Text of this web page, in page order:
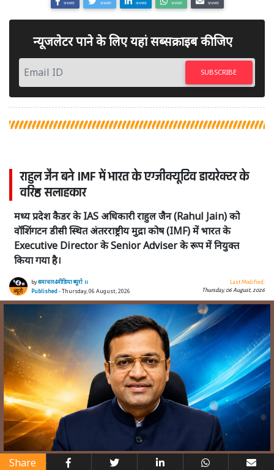
SHARE SHARE SHARE SHARE SHARE
न्यूजलेटर पाने के लिए यहां सब्सक्राइब कीजिए
SUBSCRIBE
राहुल जैन बने IMF में भारत के एग्जीक्यूटिव डायरेक्टर के
वरिष्ठ सलाहकार
मध्य प्रदेश कैडर के IAS अधिकारी राहुल जैन (Rahul Jain) को
वॉशिंगटन डीसी स्थित अंतरराष्ट्रीय मुद्रा कोष (IMF) में भारत के
Executive Director के Senior Adviser के रूप में नियुक्त
किया गया है।
byसमाचार4मीडिया ब्यूरो ।।
Published- Thursday, 06 August, 2026
Last Modified:
Thursday, 06 August, 2026
Share